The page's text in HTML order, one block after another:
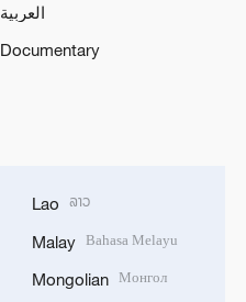
العربية
Documentary
Lao ລາວ
Malay Bahasa Melayu
Mongolian Монгол